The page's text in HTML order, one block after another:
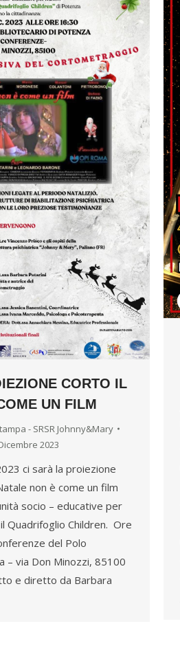
CORTO IL
UN FILM
- SRSR Johnny&Mary
2023
ci sarà la proiezione
non è come un film
socio – educative per
Quadrifoglio Children. Ore
del Polo
– via Don Minozzi, 85100
e diretto da Barbara